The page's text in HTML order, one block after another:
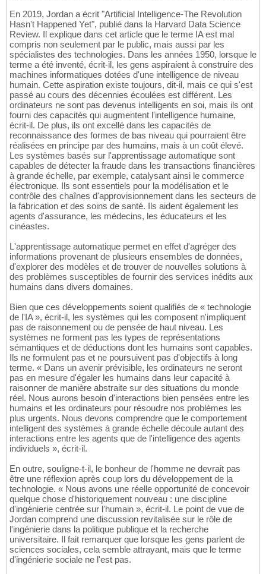
En 2019, Jordan a écrit "Artificial Intelligence-The Revolution
Hasn't Happened Yet", publié dans la Harvard Data Science
Review. Il explique dans cet article que le terme IA est mal
compris non seulement par le public, mais aussi par les
spécialistes des technologies. Dans les années 1950, lorsque le
terme a été inventé, écrit-il, les gens aspiraient à construire des
machines informatiques dotées d'une intelligence de niveau
humain. Cette aspiration existe toujours, dit-il, mais ce qui s'est
passé au cours des décennies écoulées est différent. Les
ordinateurs ne sont pas devenus intelligents en soi, mais ils ont
fourni des capacités qui augmentent l'intelligence humaine,
écrit-il. De plus, ils ont excellé dans les capacités de
reconnaissance des formes de bas niveau qui pourraient être
réalisées en principe par des humains, mais à un coût élevé.
Les systèmes basés sur l'apprentissage automatique sont
capables de détecter la fraude dans les transactions financières
à grande échelle, par exemple, catalysant ainsi le commerce
électronique. Ils sont essentiels pour la modélisation et le
contrôle des chaînes d'approvisionnement dans les secteurs de
la fabrication et des soins de santé. Ils aident également les
agents d'assurance, les médecins, les éducateurs et les
cinéastes.
L'apprentissage automatique permet en effet d'agréger des
informations provenant de plusieurs ensembles de données,
d'explorer des modèles et de trouver de nouvelles solutions à
des problèmes susceptibles de fournir des services inédits aux
humains dans divers domaines.
Bien que ces développements soient qualifiés de « technologie
de l'IA », écrit-il, les systèmes qui les composent n'impliquent
pas de raisonnement ou de pensée de haut niveau. Les
systèmes ne forment pas les types de représentations
sémantiques et de déductions dont les humains sont capables.
Ils ne formulent pas et ne poursuivent pas d'objectifs à long
terme. « Dans un avenir prévisible, les ordinateurs ne seront
pas en mesure d'égaler les humains dans leur capacité à
raisonner de manière abstraite sur des situations du monde
réel. Nous aurons besoin d'interactions bien pensées entre les
humains et les ordinateurs pour résoudre nos problèmes les
plus urgents. Nous devons comprendre que le comportement
intelligent des systèmes à grande échelle découle autant des
interactions entre les agents que de l'intelligence des agents
individuels », écrit-il.
En outre, souligne-t-il, le bonheur de l'homme ne devrait pas
être une réflexion après coup lors du développement de la
technologie. « Nous avons une réelle opportunité de concevoir
quelque chose d'historiquement nouveau : une discipline
d'ingénierie centrée sur l'humain », écrit-il. Le point de vue de
Jordan comprend une discussion revitalisée sur le rôle de
l'ingénierie dans la politique publique et la recherche
universitaire. Il fait remarquer que lorsque les gens parlent de
sciences sociales, cela semble attrayant, mais que le terme
d'ingénierie sociale ne l'est pas.